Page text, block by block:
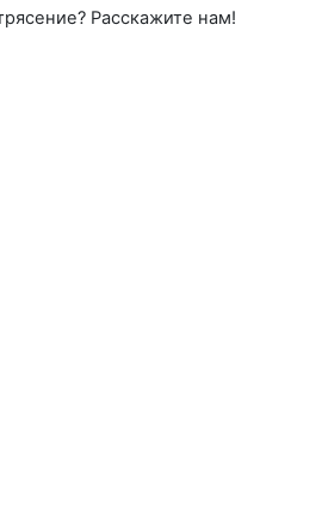
Расскажите нам!